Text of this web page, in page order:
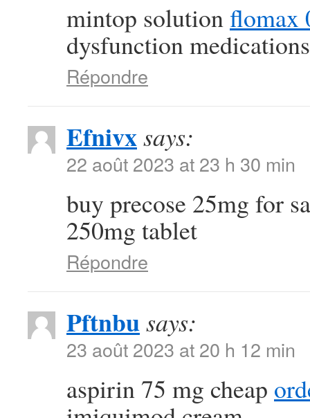
mintop solution flomax
dysfunction medications
Répondre
Efnivxsays:
22 août 2023 at 23 h 30 min
buy precose 25mg for
250mg tablet
Répondre
Pftnbusays:
23 août 2023 at 20 h 12 min
aspirin 75 mg cheap